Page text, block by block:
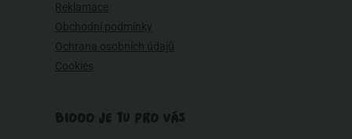
Reklamace
Obchodní podmínky
Ochrana osobních údajů
Cookies
BIOOO JE TU PRO VÁS